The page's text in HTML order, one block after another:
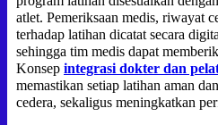
atlet. Pemeriksaan medis, riwayat
terhadap latihan dicatat secara
sehingga tim medis dapat
Konsep integrasi dokter dan
memastikan setiap latihan aman
cedera, sekaligus meningkatkan